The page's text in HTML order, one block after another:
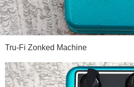
Tru-Fi Zonked Machine